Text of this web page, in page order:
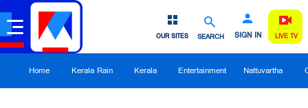
SEARCH SIGN IN
OUR SITES LIVE TV
Home Kerala Rain Kerala Entertainment Nattuvartha